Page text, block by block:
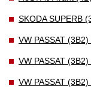
SKODA SUPERB
VW PASSAT
VW PASSAT
VW PASSAT